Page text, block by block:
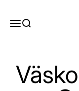
MenuSearch